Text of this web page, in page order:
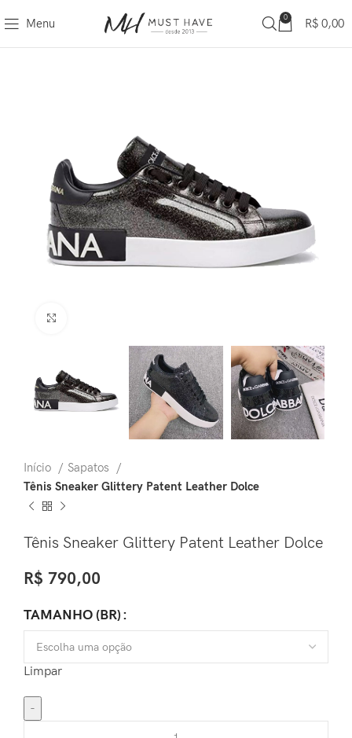
Menu 0 R$ 0,00
Início
Sapatos
Tênis Sneaker Glittery Patent Leather Dolce
Tênis Sneaker Glittery Patent Leather Dolce
R$ 790,00
TAMANHO (BR)
Limpar